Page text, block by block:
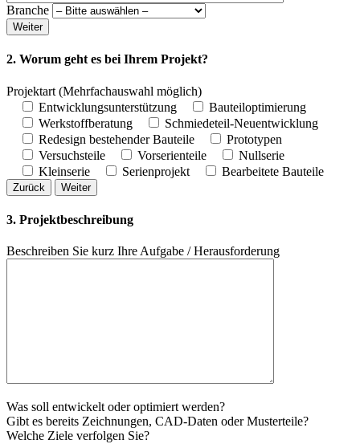
Branche
Weiter
2. Worum geht es bei Ihrem Projekt?
Projektart (Mehrfachauswahl möglich)
Entwicklungsunterstützung
Bauteiloptimierung
Werkstoffberatung
Schmiedeteil-Neuentwicklung
Redesign bestehender Bauteile
Prototypen
Versuchsteile
Vorserienteile
Nullserie
Kleinserie
Serienprojekt Bearbeitete Bauteile
Zurück Weiter
3. Projektbeschreibung
Beschreiben Sie kurz Ihre Aufgabe / Herausforderung
Was soll entwickelt oder optimiert werden?
Gibt es bereits Zeichnungen, CAD-Daten oder Musterteile?
Welche Ziele verfolgen Sie?